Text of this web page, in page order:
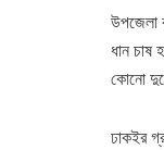
উপজেলা
ধান
কোনো
ঢাকইর